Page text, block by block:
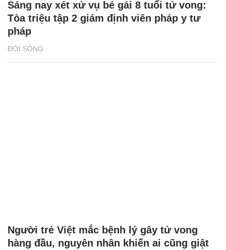
ĐỜI SỐNG
Sáng nay xét xử vụ bé gái 8 tuổi tử vong:
Tòa triệu tập 2 giám định viên pháp y tư
pháp
Người trẻ Việt mắc bệnh lý gây tử vong
hàng đầu, nguyên nhân khiến ai cũng giật